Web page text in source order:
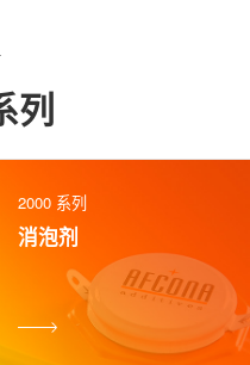
列
2000 系列
消泡剂